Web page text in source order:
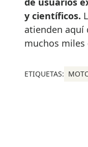
y científicos.
atienden aquí
muchos miles
ETIQUETAS: